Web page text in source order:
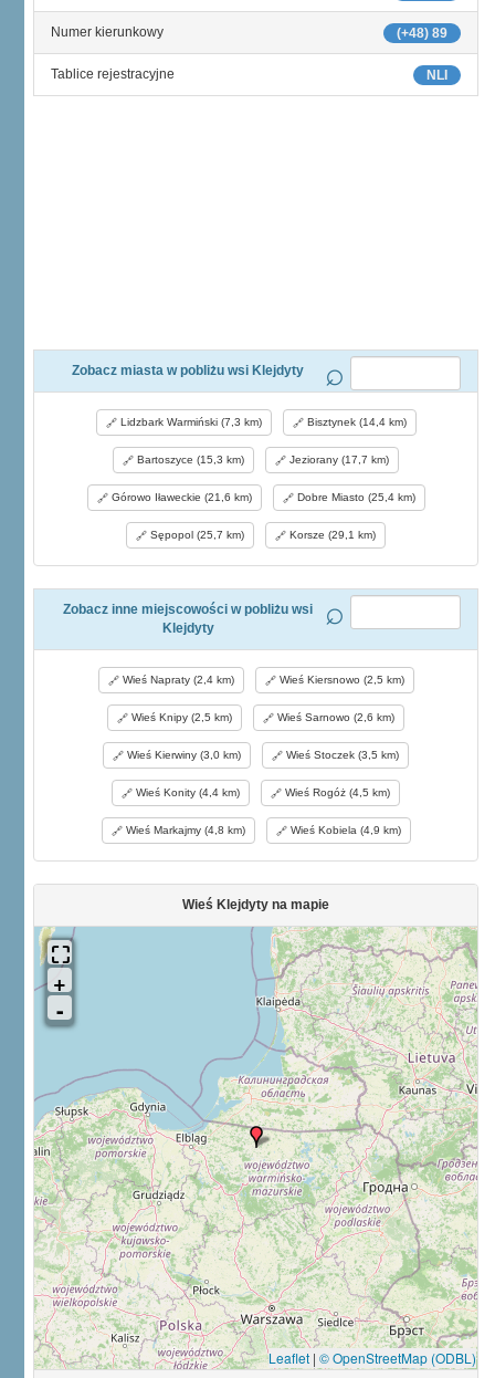
(+48) 89
Numer kierunkowy
NLI
Tablice rejestracyjne
Zobacz miasta w pobliżu wsi Klejdyty
Lidzbark Warmiński (7,3 km) Bisztynek (14,4 km)
Bartoszyce (15,3 km) Jeziorany (17,7 km)
Górowo Iławeckie (21,6 km) Dobre Miasto (25,4 km)
Sępopol (25,7 km) Korsze (29,1 km)
Zobacz inne miejscowości w pobliżu wsi
Klejdyty
Wieś Napraty (2,4 km) Wieś Kiersnowo (2,5 km)
Wieś Knipy (2,5 km) Wieś Sarnowo (2,6 km)
Wieś Kierwiny (3,0 km) Wieś Stoczek (3,5 km)
Wieś Konity (4,4 km) Wieś Rogóż (4,5 km)
Wieś Markajmy (4,8 km) Wieś Kobiela (4,9 km)
Wieś Klejdyty na mapie
Leaflet | © OpenStreetMap (ODBL)